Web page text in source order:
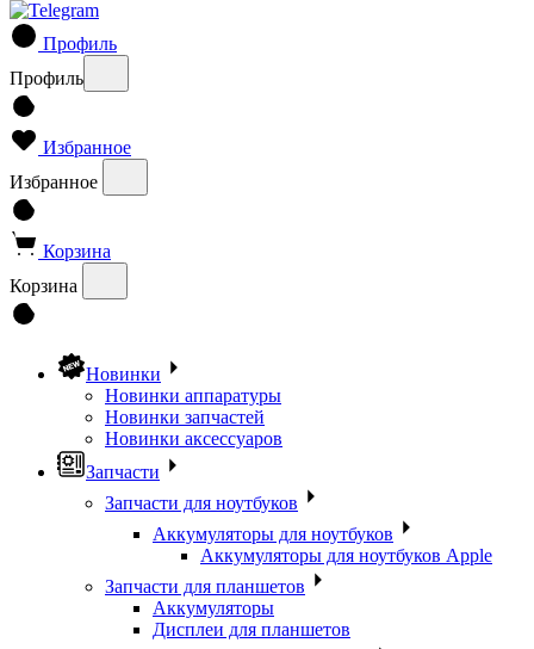
Профиль
Профиль
Избранное
Избранное
Корзина
Корзина
Новинки
Новинки аппаратуры
Новинки запчастей
Новинки аксессуаров
Запчасти
Запчасти для ноутбуков
Аккумуляторы для ноутбуков
Аккумуляторы для ноутбуков Apple
Запчасти для планшетов
Аккумуляторы
Дисплеи для планшетов